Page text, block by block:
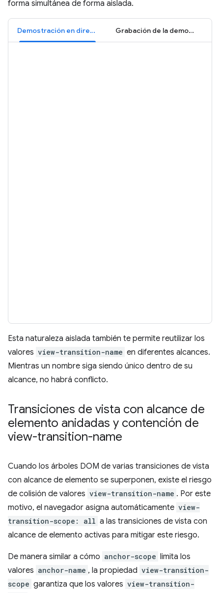
forma simultánea de forma aislada.
Demostración en directo Grabación de la demostración:
Esta naturaleza aislada también te permite reutilizar los
valores view-transition-name en diferentes alcances.
Mientras un nombre siga siendo único dentro de su
alcance, no habrá conflicto.
Transiciones de vista con alcance de
elemento anidadas y contención de
view-transition-name
Cuando los árboles DOM de varias transiciones de vista
con alcance de elemento se superponen, existe el riesgo
de colisión de valores view-transition-name . Por este
motivo, el navegador asigna automáticamente view-
transition-scope: all a las transiciones de vista con
alcance de elemento activas para mitigar este riesgo.
De manera similar a cómo anchor-scope limita los
valores anchor-name , la propiedad view-transition-
scope garantiza que los valores view-transition-